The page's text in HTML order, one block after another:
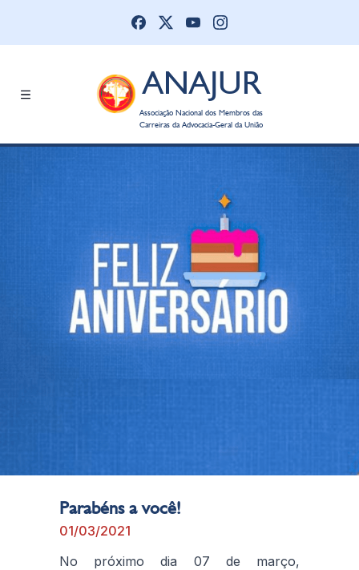
ANAJUR
Associação Nacional dos Membros das
Carreiras da Advocacia-Geral da União
Parabéns a você!
01/03/2021
No próximo dia 07 de março,